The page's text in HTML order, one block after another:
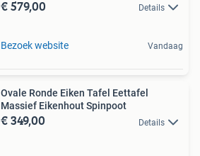
€ 579,00 Details
Bezoek website Vandaag
Ovale Ronde Eiken Tafel Eettafel
Massief Eikenhout Spinpoot
€ 349,00 Details